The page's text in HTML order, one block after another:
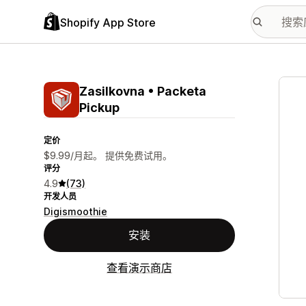
Shopify App Store
Zasilkovna • Packeta
Pickup
定价
$9.99/月起。 提供免费试用。
评分
4.9 (73)
开发人员
Digismoothie
安装
查看演示商店
配图